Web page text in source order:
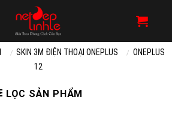
/ SKIN 3M ĐIỆN THOẠI ONEPLUS / ONEPLUS
12
LỌC SẢN PHẨM